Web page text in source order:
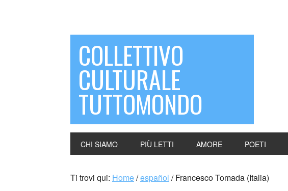
COLLETTIVO
CULTURALE
TUTTOMONDO
CHI SIAMO PIÙ LETTI AMORE POETI
Ti trovi qui: Home/español /Francesco Tomada (Italia)